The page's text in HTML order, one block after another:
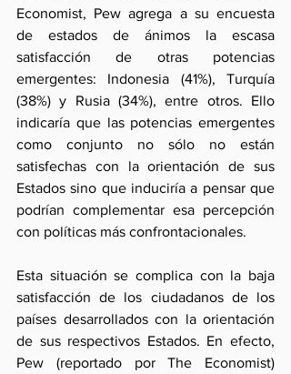
Economist, Pew agrega a su encuesta
de estados de ánimos la escasa
satisfacción de otras potencias
emergentes: Indonesia (41%), Turquía
(38%) y Rusia (34%), entre otros. Ello
indicaría que las potencias emergentes
como conjunto no sólo no están
satisfechas con la orientación de sus
Estados sino que induciría a pensar que
podrían complementar esa percepción
con políticas más confrontacionales.
Esta situación se complica con la baja
satisfacción de los ciudadanos de los
países desarrollados con la orientación
de sus respectivos Estados. En efecto,
Pew (reportado por The Economist)